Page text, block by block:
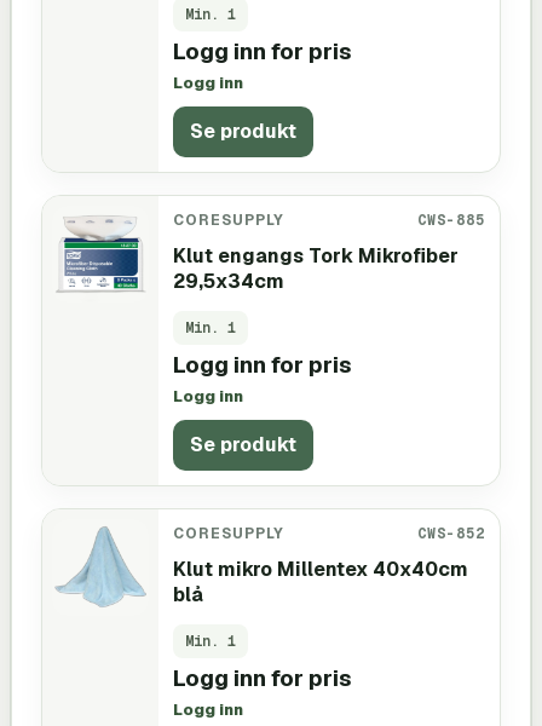
Min. 1
Logg inn for pris
Logg inn
Se produkt
CORESUPPLY CWS-885
Klut engangs Tork Mikrofiber
29,5x34cm
Min. 1
Logg inn for pris
Logg inn
Se produkt
CORESUPPLY CWS-852
Klut mikro Millentex 40x40cm
blå
Min. 1
Logg inn for pris
Logg inn